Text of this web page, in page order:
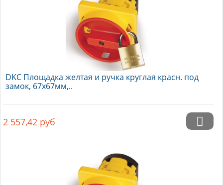
DKC Площадка желтая и ручка круглая красн. под
замок, 67x67мм,..
2 557,42 руб